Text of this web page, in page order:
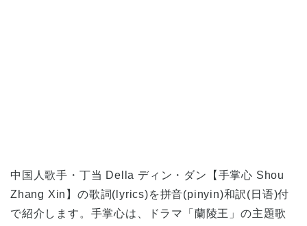
中国人歌手・丁当 Della ディン・ダン【手掌心 Shou
Zhang Xin】の歌詞(lyrics)を拼音(pinyin)和訳(日语)付
で紹介します。手掌心は、ドラマ「蘭陵王」の主題歌